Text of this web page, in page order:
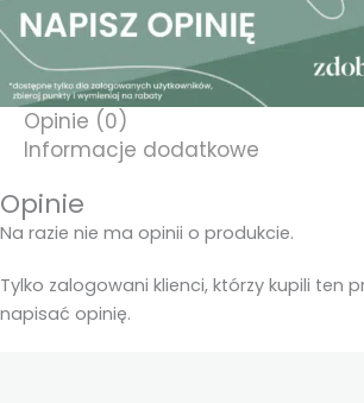
Opinie (0)
Informacje dodatkowe
Opinie
Na razie nie ma opinii o produkcie.
Tylko zalogowani klienci, którzy kupili ten
napisać opinię.